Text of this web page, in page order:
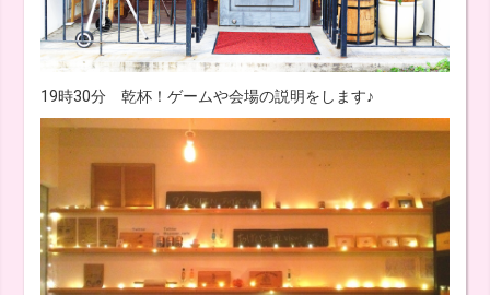
19時30分 乾杯！ゲームや会場の説明をします♪